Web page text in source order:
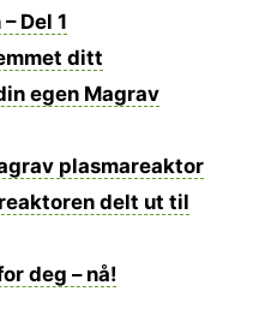
Del 1
ditt
egen Magrav
plasmareaktor
delt ut til
deg – nå!